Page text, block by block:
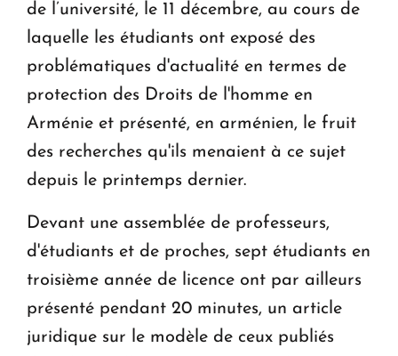
de l’université, le 11 décembre, au cours de
laquelle les étudiants ont exposé des
problématiques d'actualité en termes de
protection des Droits de l'homme en
Arménie et présenté, en arménien, le fruit
des recherches qu'ils menaient à ce sujet
depuis le printemps dernier.
Devant une assemblée de professeurs,
d'étudiants et de proches, sept étudiants en
troisième année de licence ont par ailleurs
présenté pendant 20 minutes, un article
juridique sur le modèle de ceux publiés